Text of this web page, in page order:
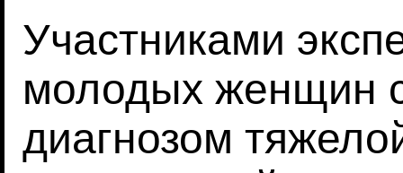
Участниками
молодых женщин
диагнозом